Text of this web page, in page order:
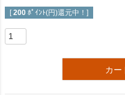
[ 200 ﾎﾟｲﾝﾄ(円)還元中！]
カー